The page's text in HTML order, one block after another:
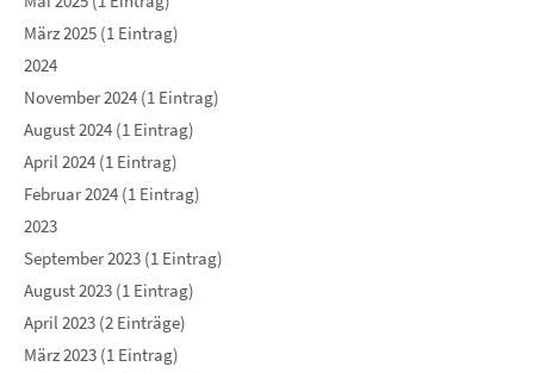
März 2025 (1 Eintrag)
2024
November 2024 (1 Eintrag)
August 2024 (1 Eintrag)
April 2024 (1 Eintrag)
Februar 2024 (1 Eintrag)
2023
September 2023 (1 Eintrag)
August 2023 (1 Eintrag)
April 2023 (2 Einträge)
März 2023 (1 Eintrag)